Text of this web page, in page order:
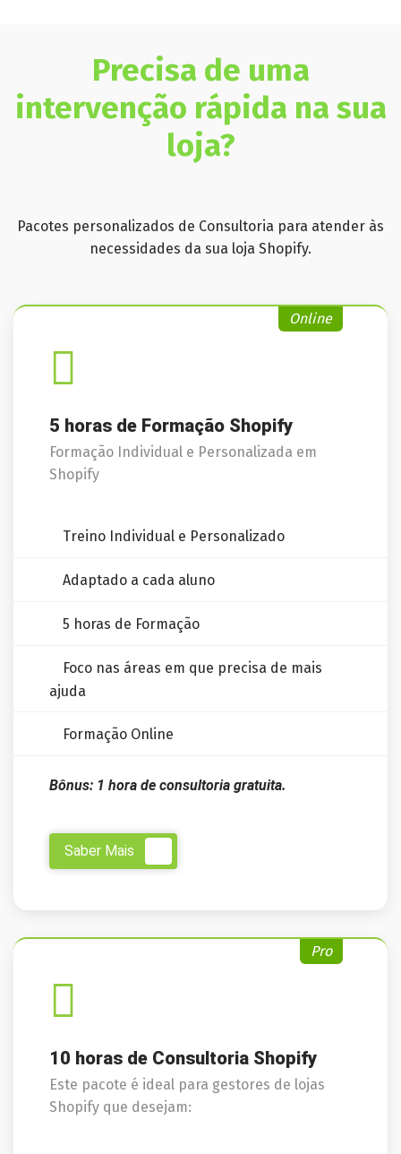
Precisa de uma
intervenção rápida na sua
loja?
Pacotes personalizados de Consultoria para atender às
necessidades da sua loja Shopify.
Online
5 horas de Formação Shopify
Formação Individual e Personalizada em
Shopify
Treino Individual e Personalizado
Adaptado a cada aluno
5 horas de Formação
Foco nas áreas em que precisa de mais
ajuda
Formação Online
Bônus: 1 hora de consultoria gratuita.
Saber Mais
Pro
10 horas de Consultoria Shopify
Este pacote é ideal para gestores de lojas
Shopify que desejam: